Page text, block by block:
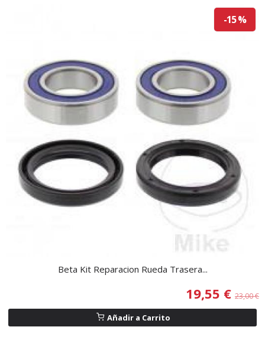
-15 %
Beta Kit Reparacion Rueda Trasera...
19,55 € 23,00 €
Añadir a Carrito